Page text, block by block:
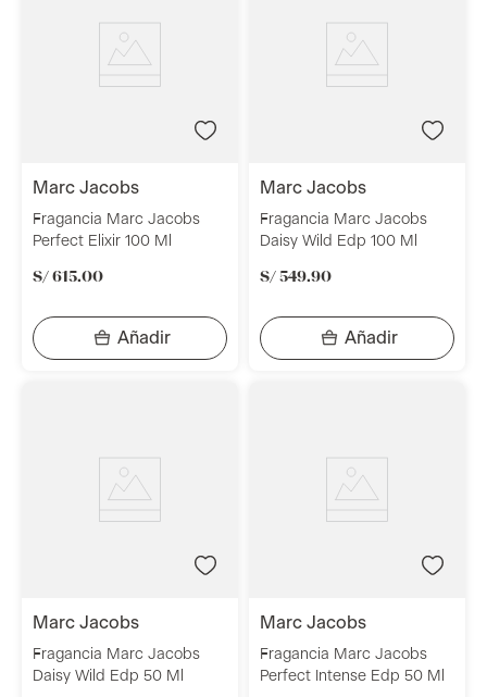
marc jacobs
Fragancia Marc Jacobs
Perfect Elixir 100 Ml
S/ 615.00
marc jacobs
Fragancia Marc Jacobs
Daisy Wild Edp 100 Ml
S/ 549.90
marc jacobs
Fragancia Marc Jacobs
Daisy Wild Edp 50 Ml
marc jacobs
Fragancia Marc Jacobs
Perfect Intense Edp 50 Ml